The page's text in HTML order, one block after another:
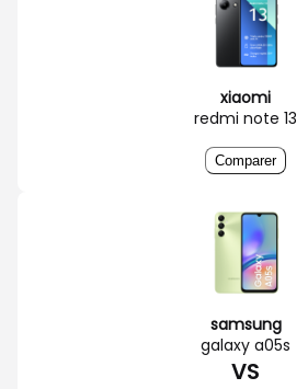
xiaomi
redmi note 13
Comparer
samsung
galaxy a05s
VS